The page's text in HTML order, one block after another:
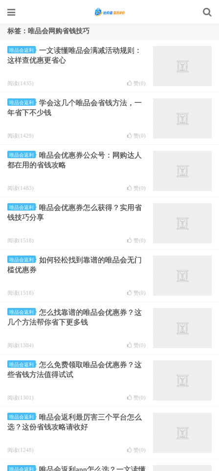
标签：唯品会网购省钱技巧
唯品会返利
一文读懂唯品会满减活动规则：
这样查优惠更省心
阅读(1435) 赞(0)
唯品会返利
学会这几个唯品会省钱方法，一
年省下不少钱
阅读(1429) 赞(0)
唯品会返利
唯品会优惠券公众号：网购达人
都在用的省钱攻略
阅读(1483) 赞(0)
唯品会返利
唯品会优惠券怎么获得？实用省
钱技巧分享
阅读(1518) 赞(0)
唯品会返利
如何轻松找到靠谱的唯品会无门
槛优惠券
阅读(1518) 赞(0)
唯品会返利
怎么找靠谱的唯品会优惠券？这
几个方法帮你省下更多钱
阅读(1384) 赞(0)
唯品会返利
怎么免费领取唯品会优惠券？这
些省钱方法值得试试
阅读(1301) 赞(0)
唯品会返利
唯品会返利最厉害三个平台怎么
选？这份省钱攻略请收好
阅读(1248) 赞(0)
唯品会返利